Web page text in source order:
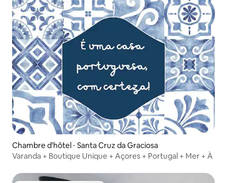
Chambre d'hôtel ⋅ Santa Cruz da Graciosa
Varanda + Boutique Unique + Açores + Portugal + Mer + À